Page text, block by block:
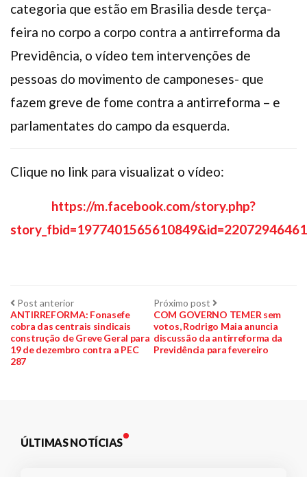
categoria que estão em Brasilia desde terça-
feira no corpo a corpo contra a antirreforma da
Previdência, o vídeo tem intervenções de
pessoas do movimento de camponeses- que
fazem greve de fome contra a antirreforma – e
parlamentates do campo da esquerda.
Clique no link para visualizat o vídeo:
https://m.facebook.com/story.php?
Navegação
de
Post
Post anteriorPost
anterior:
ANTIRREFORMA: Fonasefe
cobra das centrais sindicais
construção de Greve Geral para
19 de dezembro contra a PEC
287
Próximo post Próximo
post:
COM GOVERNO TEMER sem
votos, Rodrigo Maia anuncia
discussão da antirreforma da
Previdência para fevereiro
ÚLTIMAS NOTÍCIAS